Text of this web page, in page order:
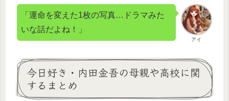
アイ
「運命を変えた1枚の写真…ドラマみた
いな話だよね！」
今日好き・内田金吾の母親や高校に関
するまとめ